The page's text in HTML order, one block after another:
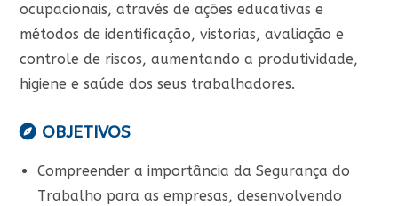
ocupacionais, através de ações educativas e
métodos de identificação, vistorias, avaliação e
controle de riscos, aumentando a produtividade,
higiene e saúde dos seus trabalhadores.
OBJETIVOS
Compreender a importância da Segurança do
Trabalho para as empresas, desenvolvendo